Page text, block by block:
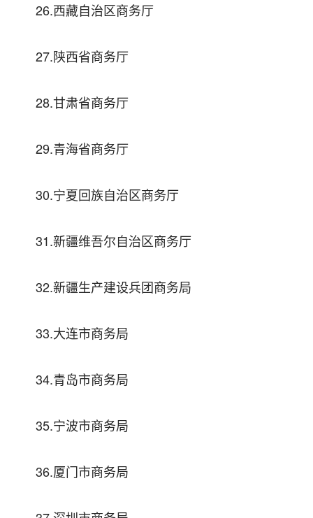
26.西藏自治区商务厅
27.陕西省商务厅
28.甘肃省商务厅
29.青海省商务厅
30.宁夏回族自治区商务厅
31.新疆维吾尔自治区商务厅
32.新疆生产建设兵团商务局
33.大连市商务局
34.青岛市商务局
35.宁波市商务局
36.厦门市商务局